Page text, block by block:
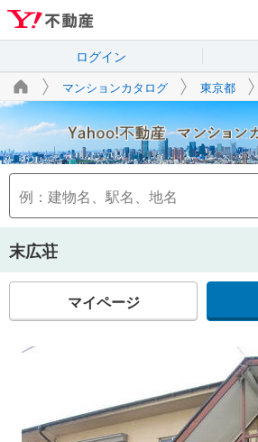
ログイン
マンションカタログ 東京都
末広荘
マイページ